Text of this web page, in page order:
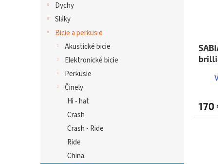
Dychy
Sláky
Bicie a perkusie
Akustické bicie
Elektronické bicie
Perkusie
Činely
Hi - hat
Crash
Crash - Ride
Ride
China
170